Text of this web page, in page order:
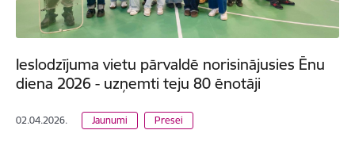
Ieslodzījuma vietu pārvaldē norisinājusies Ēnu
diena 2026 - uzņemti teju 80 ēnotāji
02.04.2026. Jaunumi Presei